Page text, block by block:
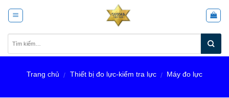
Trang chủ / Thiết bị đo lực-kiểm tra lực / Máy đo lực